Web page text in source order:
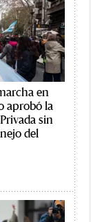
en
aprobó la
sin
del